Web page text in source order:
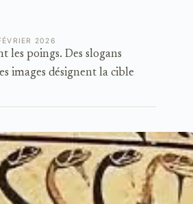
les poings. Des slogans
images désignent la cible
2026